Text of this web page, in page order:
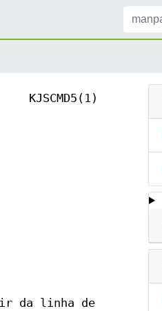
KJSCMD5(1)
da linha de